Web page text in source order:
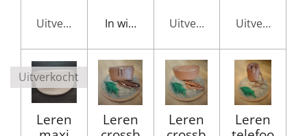
Uitverkocht In winkelwagenUitverkocht Uitverkocht
Uitverkocht
Leren
Leren
Leren
Leren